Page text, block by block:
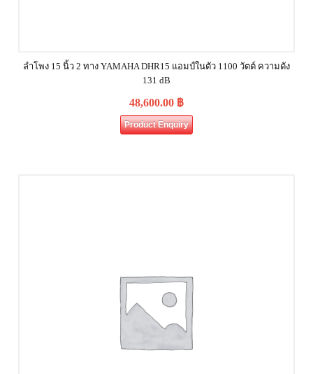
ลำโพง 15 นิ้ว 2 ทาง YAMAHA DHR15 แอมป์ในตัว 1100 วัตต์ ความดัง
131 dB
48,600.00 ฿
Product Enquiry